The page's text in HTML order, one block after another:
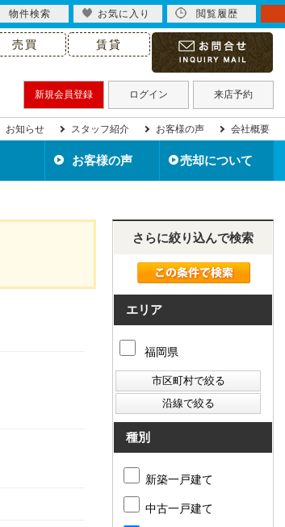
売買 賃貸
新規会員登録 ログイン 来店予約
お知らせ スタッフ紹介 お客様の声 会社概要
お客様の声 売却について
さらに絞り込んで検索
エリア
福岡県
種別
新築一戸建て
中古一戸建て
物件検索 お気に入り 閲覧履歴